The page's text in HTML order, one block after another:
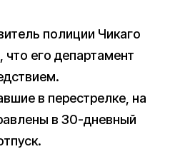
полиции Чикаго
его департамент
в перестрелке, на
в 30-дневный